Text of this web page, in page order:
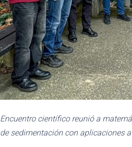
Encuentro científico reunió a
de sedimentación con aplicaciones